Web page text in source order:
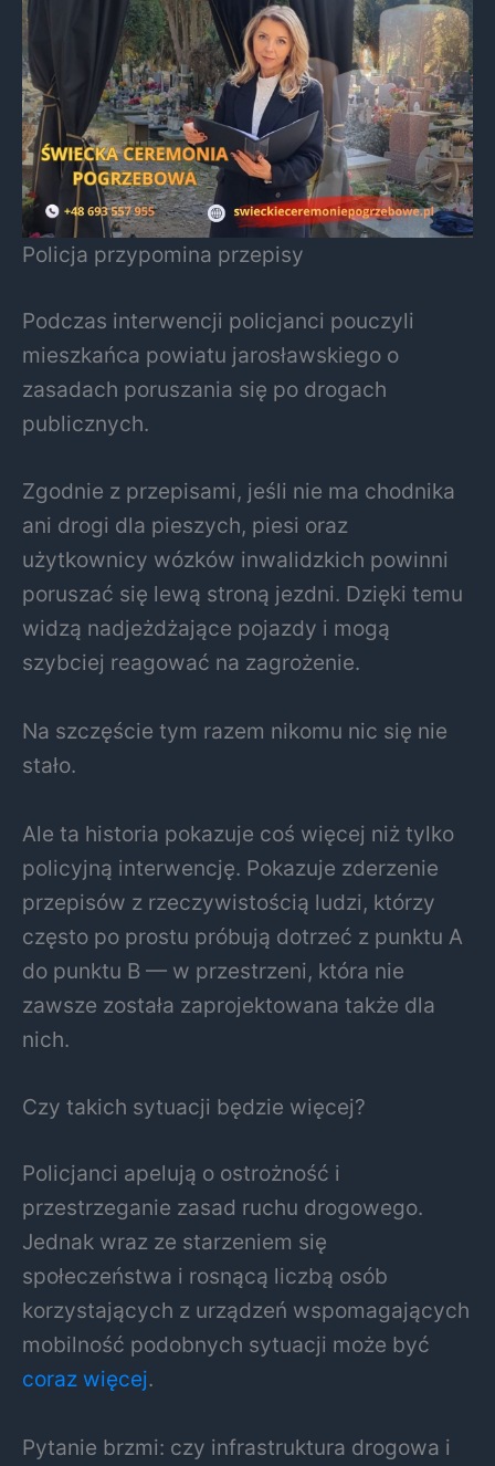
Policja przypomina przepisy
Podczas interwencji policjanci pouczyli
mieszkańca powiatu jarosławskiego o
zasadach poruszania się po drogach
publicznych.
Zgodnie z przepisami, jeśli nie ma chodnika
ani drogi dla pieszych, piesi oraz
użytkownicy wózków inwalidzkich powinni
poruszać się lewą stroną jezdni. Dzięki temu
widzą nadjeżdżające pojazdy i mogą
szybciej reagować na zagrożenie.
Na szczęście tym razem nikomu nic się nie
stało.
Ale ta historia pokazuje coś więcej niż tylko
policyjną interwencję. Pokazuje zderzenie
przepisów z rzeczywistością ludzi, którzy
często po prostu próbują dotrzeć z punktu A
do punktu B — w przestrzeni, która nie
zawsze została zaprojektowana także dla
nich.
Czy takich sytuacji będzie więcej?
Policjanci apelują o ostrożność i
przestrzeganie zasad ruchu drogowego.
Jednak wraz ze starzeniem się
społeczeństwa i rosnącą liczbą osób
korzystających z urządzeń wspomagających
mobilność podobnych sytuacji może być
coraz więcej.
Pytanie brzmi: czy infrastruktura drogowa i